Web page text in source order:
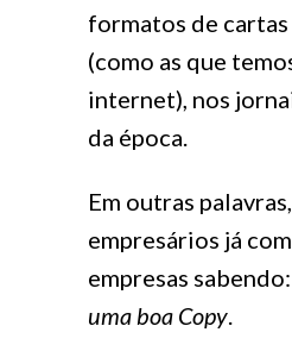
formatos de cartas
(como as que
internet), nos
da época.
Em outras
empresários já
empresas sabendo:
uma boa Copy